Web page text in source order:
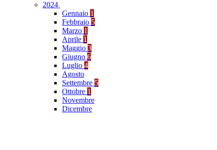
2024
Gennaio 1
Febbraio 5
Marzo 1
Aprile 1
Maggio 3
Giugno 6
Luglio 4
Agosto
Settembre 5
Ottobre 1
Novembre
Dicembre